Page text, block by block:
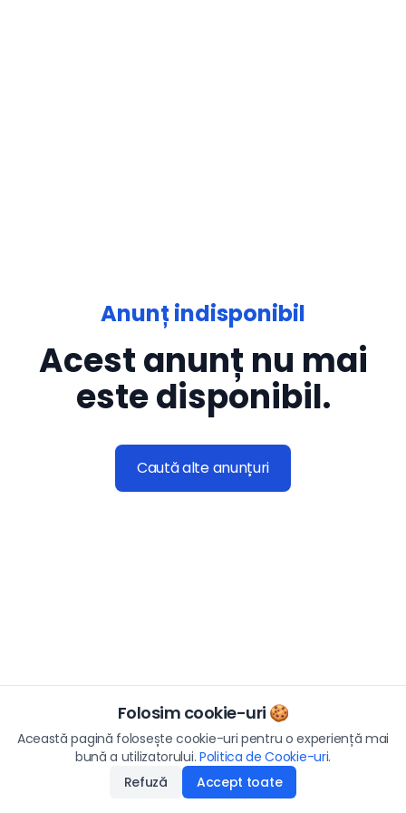
Anunț indisponibil
Acest anunț nu mai
este disponibil.
Caută alte anunțuri
Folosim cookie-uri 🍪
Această pagină folosește cookie-uri pentru o experiență mai
bună a utilizatorului. Politica de Cookie-uri.
Refuză
Accept toate